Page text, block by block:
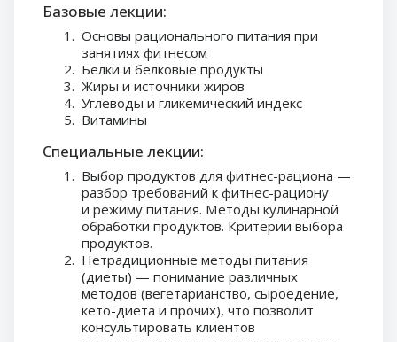
Базовые лекции:
Основы рационального питания при
занятиях фитнесом
Белки и белковые продукты
Жиры и источники жиров
Углеводы и гликемический индекс
Витамины
Специальные лекции:
Выбор продуктов для фитнес-рациона —
разбор требований к фитнес-рациону
и режиму питания. Методы кулинарной
обработки продуктов. Критерии выбора
продуктов.
Нетрадиционные методы питания
(диеты) — понимание различных
методов (вегетарианство, сыроедение,
кето-диета и прочих), что позволит
консультировать клиентов